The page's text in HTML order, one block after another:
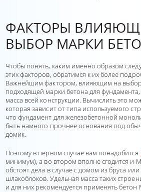
ФАКТОРЫ
ВЫБОР МАРКИ
Чтобы понять, каким именно образом
этих факторов, обратимся к их более
Важнейшим фактором, влияющим на
подходящей марки бетона для
масса всей конструкции. Вычислить это
которая зависит от типа используемого
что фундамент для железобетонной
быть намного прочнее основания под
домик.
Поэтому в первом случае вам понадобится
минимум), а во втором вполне сгодится и
обстоят дела в случае с домом из бруса
шлакоблоков. Удельная масса таких
и для них рекомендуется применять бетон